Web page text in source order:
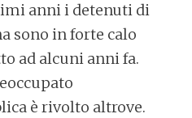
anni i detenuti di
sono in forte calo
ad alcuni anni fa.
è rivolto altrove.